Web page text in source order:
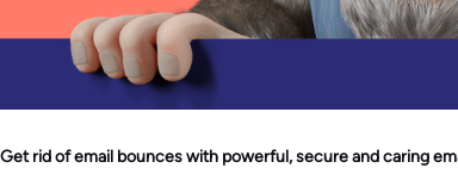
Get rid of email bounces with powerful, secure and caring